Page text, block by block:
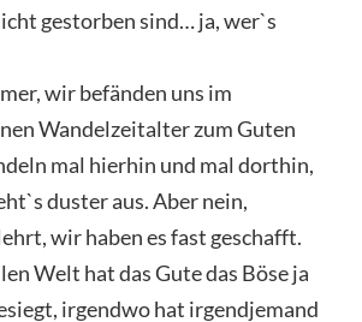
gestorben sind… ja, wer`s
wir befänden uns im
Wandelzeitalter zum Guten
mal hierhin und mal dorthin,
duster aus. Aber nein,
wir haben es fast geschafft.
Welt hat das Gute das Böse ja
irgendwo hat irgendjemand